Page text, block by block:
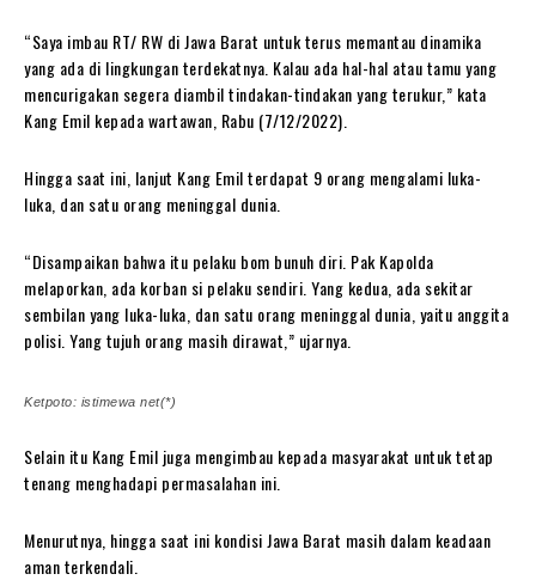
“Saya imbau RT/ RW di Jawa Barat untuk terus memantau dinamika
yang ada di lingkungan terdekatnya. Kalau ada hal-hal atau tamu yang
mencurigakan segera diambil tindakan-tindakan yang terukur,” kata
Kang Emil kepada wartawan, Rabu (7/12/2022).
Hingga saat ini, lanjut Kang Emil terdapat 9 orang mengalami luka-
luka, dan satu orang meninggal dunia.
“Disampaikan bahwa itu pelaku bom bunuh diri. Pak Kapolda
melaporkan, ada korban si pelaku sendiri. Yang kedua, ada sekitar
sembilan yang luka-luka, dan satu orang meninggal dunia, yaitu anggita
polisi. Yang tujuh orang masih dirawat,” ujarnya.
Ketpoto: istimewa net(*)
Selain itu Kang Emil juga mengimbau kepada masyarakat untuk tetap
tenang menghadapi permasalahan ini.
Menurutnya, hingga saat ini kondisi Jawa Barat masih dalam keadaan
aman terkendali.